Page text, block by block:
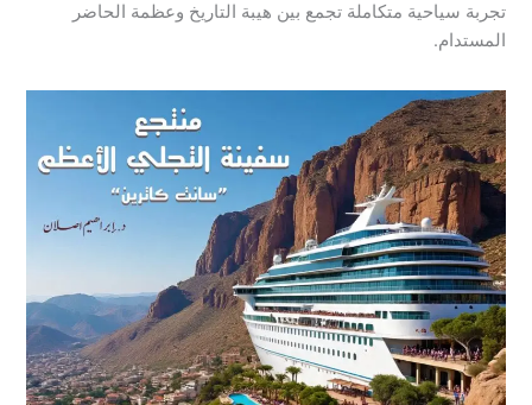
تجربة سياحية متكاملة تجمع بين هيبة التاريخ وعظمة الحاضر
المستدام.